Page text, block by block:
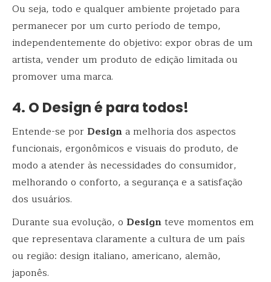
Ou seja, todo e qualquer ambiente projetado para
permanecer por um curto período de tempo,
independentemente do objetivo: expor obras de um
artista, vender um produto de edição limitada ou
promover uma marca.
4. O Design é para todos!
Entende-se porDesigna melhoria dos aspectos
funcionais, ergonômicos e visuais do produto, de
modo a atender às necessidades do consumidor,
melhorando o conforto, a segurança e a satisfação
dos usuários.
Durante sua evolução, o Designteve momentos em
que representava claramente a cultura de um país
ou região: design italiano, americano, alemão,
japonês.